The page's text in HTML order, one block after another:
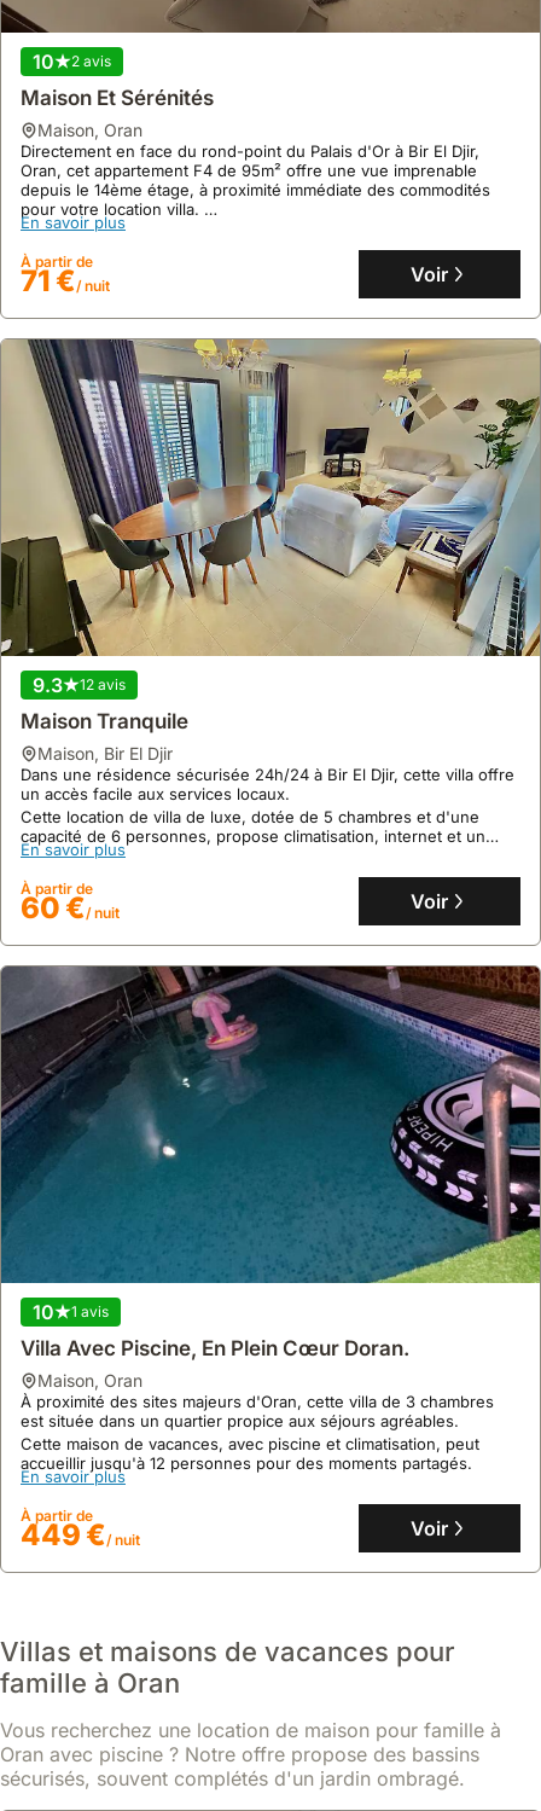
10 2 avis
Maison Et Sérénités
maison, Oran
Directement en face du rond-point du Palais d'Or à Bir El Djir,
Oran, cet appartement F4 de 95m² offre une vue imprenable
depuis le 14ème étage, à proximité immédiate des commodités
pour votre location villa.
Profitez d'une cuisine équipée, de la climatisation et d'une
connexion internet fiable dans cet hébergement de vacances
sécurisé, parfait pour 4 personnes recherchant une maison de
vacances confortable.
En savoir plus
À partir de
71 €/ nuit Voir
9.3 12 avis
Maison Tranquile
maison, Bir El Djir
Dans une résidence sécurisée 24h/24 à Bir El Djir, cette villa offre
un accès facile aux services locaux.
Cette location de villa de luxe, dotée de 5 chambres et d'une
capacité de 6 personnes, propose climatisation, internet et un
centre de fitness pour un séjour confortable.
En savoir plus
À partir de
60 €/ nuit Voir
10 1 avis
Villa Avec Piscine, En Plein Cœur Doran.
maison, Oran
À proximité des sites majeurs d'Oran, cette villa de 3 chambres
est située dans un quartier propice aux séjours agréables.
Cette maison de vacances, avec piscine et climatisation, peut
accueillir jusqu'à 12 personnes pour des moments partagés.
En savoir plus
À partir de
449 €/ nuit Voir
Villas et maisons de vacances pour
famille à Oran
Vous recherchez une location de maison pour famille à
Oran avec piscine ? Notre offre propose des bassins
sécurisés, souvent complétés d'un jardin ombragé.